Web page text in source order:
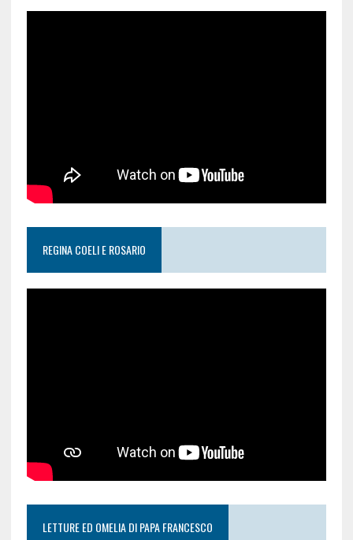
REGINA COELI E ROSARIO
LETTURE ED OMELIA DI PAPA FRANCESCO